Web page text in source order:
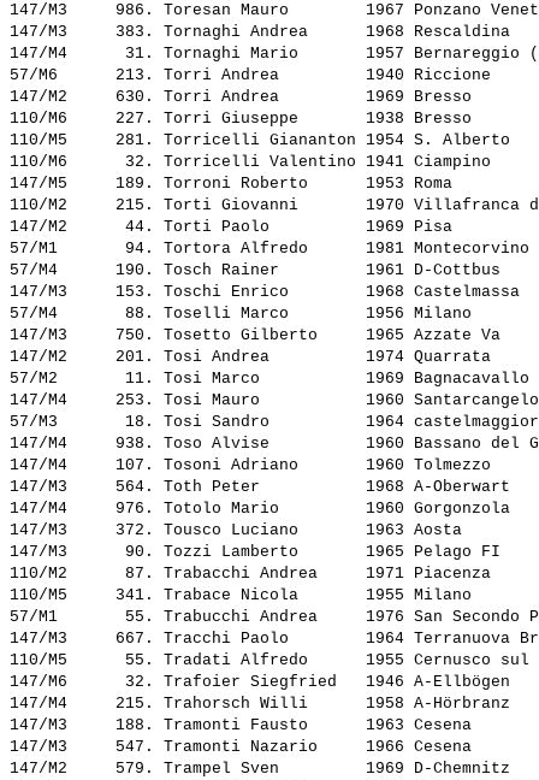
147/M3     986. Toresan Mauro
1967 Ponzano
147/M3     383. Tornaghi Andrea
1968 Rescaldina
147/M4      31. Tornaghi Mario
1957 Bernareggio
57/M6      213. Torri Andrea
1940 Riccione
147/M2     630. Torri Andrea
1969 Bresso
110/M6     227. Torri Giuseppe
1938 Bresso
110/M5     281. Torricelli Giananton 1954 S. Alberto
110/M6      32. Torricelli Valentino 1941 Ciampino
147/M5     189. Torroni Roberto
1953 Roma
110/M2     215. Torti Giovanni
1970 Villafranca
147/M2      44. Torti Paolo
1969 Pisa
57/M1       94. Tortora Alfredo
1981
57/M4      190. Tosch Rainer
1961 D-Cottbus
147/M3     153. Toschi Enrico
1968
57/M4       88. Toselli Marco
1956 Milano
147/M3     750. Tosetto Gilberto
1965 Azzate
147/M2     201. Tosi Andrea
1974 Quarrata
57/M2       11. Tosi Marco
1969
147/M4     253. Tosi Mauro
1960
57/M3       18. Tosi Sandro
1964
147/M4     938. Toso Alvise
1960 Bassano
147/M4     107. Tosoni Adriano
1960
147/M3     564. Toth Peter
1968 A-
147/M4     976. Totolo Mario
1960
147/M3     372. Tousco Luciano
1963 Aosta
147/M3      90. Tozzi Lamberto
1965 Pelago FI
110/M2      87. Trabacchi Andrea
1971 Piacenza
110/M5     341. Trabace Nicola
1955 Milano
57/M1       55. Trabucchi Andrea
1976 San
147/M3     667. Tracchi Paolo
1964
110/M5      55. Tradati Alfredo
1955 Cernusco
147/M6      32. Trafoier Siegfried
1946 A-
147/M4     215. Trahorsch Willi
1958 A-
147/M3     188. Tramonti Fausto
1963 Cesena
147/M3     547. Tramonti Nazario
1966 Cesena
147/M2     579. Trampel Sven
1969 D-